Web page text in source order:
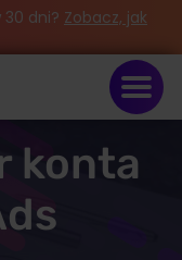
dni? Zobacz, jak
konta